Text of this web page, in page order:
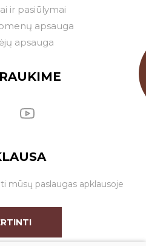
ir pasiūlymai
apsauga
apsauga
mūsų paslaugas apklausoje